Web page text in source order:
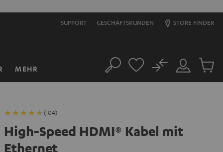
SUPPORT GESCHÄFTSKUNDEN STORE FINDER
MEHR Suche
Mein
Konto
No
Artikel
(104)
High-Speed HDMI® Kabel mit
Ethernet